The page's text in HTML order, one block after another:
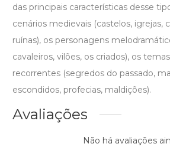
das principais características desse
cenários medievais (castelos, igrejas,
ruínas), os personagens
cavaleiros, vilões, os criados), os
recorrentes (segredos do passado,
escondidos, profecias, maldições).
Avaliações
Não há avaliações